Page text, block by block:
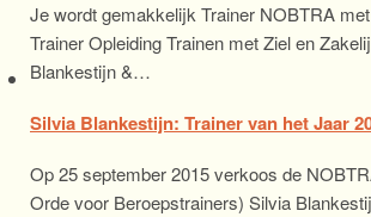
Je wordt gemakkelijk Trainer NOBTRA
Trainer Opleiding Trainen met Ziel en
Blankestijn &…
Silvia Blankestijn: Trainer van het Jaar
Op 25 september 2015 verkoos de
Orde voor Beroepstrainers) Silvia